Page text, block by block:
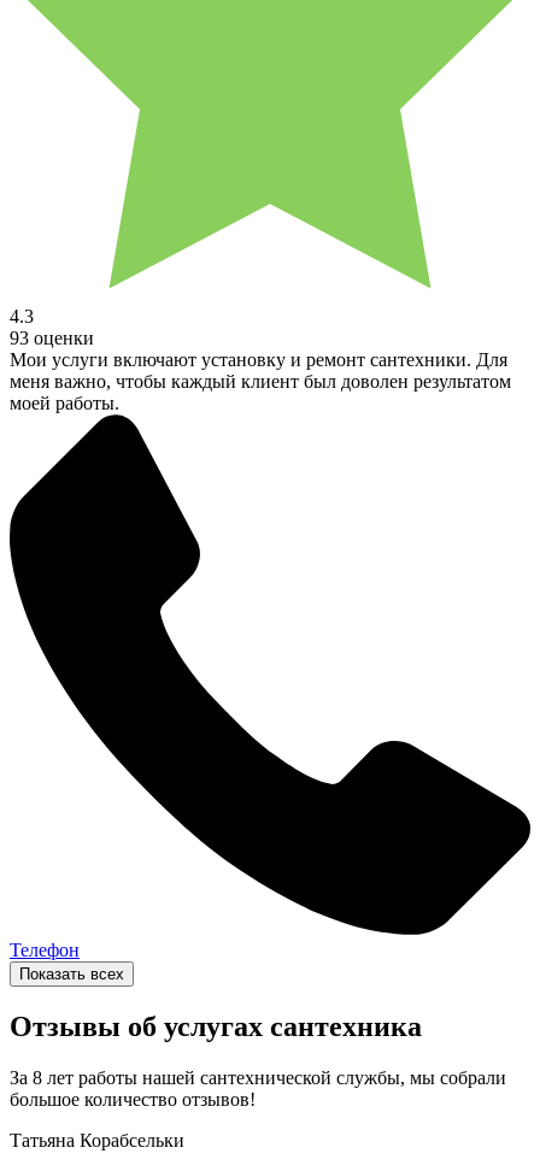
4.3
93 оценки
Мои услуги включают установку и ремонт сантехники. Для
меня важно, чтобы каждый клиент был доволен результатом
моей работы.
Телефон
Показать всех
Отзывы об услугах сантехника
За 8 лет работы нашей сантехнической службы, мы собрали
большое количество отзывов!
Татьяна Корабсельки